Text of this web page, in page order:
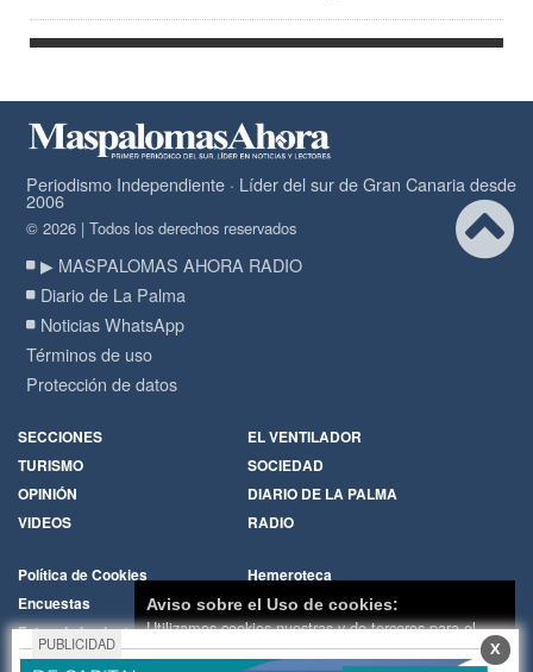
Periodismo Independiente · Líder del sur de Gran Canaria desde
2006
© 2026 | Todos los derechos reservados
▶ MASPALOMAS AHORA RADIO
Diario de La Palma
Noticias WhatsApp
Términos de uso
Protección de datos
SECCIONES
EL VENTILADOR
TURISMO
SOCIEDAD
OPINIÓN
DIARIO DE LA PALMA
VIDEOS
RADIO
Política de Cookies
Hemeroteca
Encuestas
Cartas de los lectores
Fotos de los lectores
Galerías de imágenes
Temas de actualidad
Principios Editoriales
PUBLICIDAD X
Aviso sobre el Uso de cookies:
Utilizamos cookies nuestras y de terceros para el
funcionamiento del digital. Puedes consultar la lista